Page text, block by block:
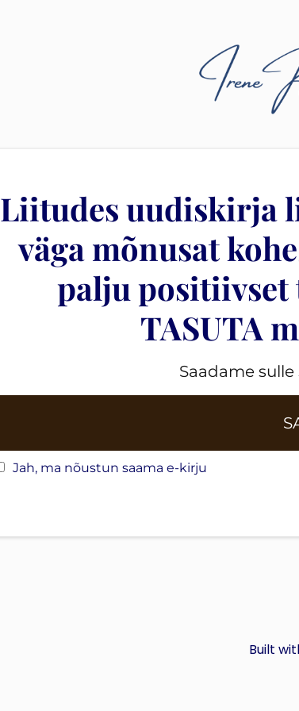
Liitudes uudiskirja
väga mõnusat
palju positiivset
TASUTA
Saadame
Jah, ma nõustun saama e-kirju
Built